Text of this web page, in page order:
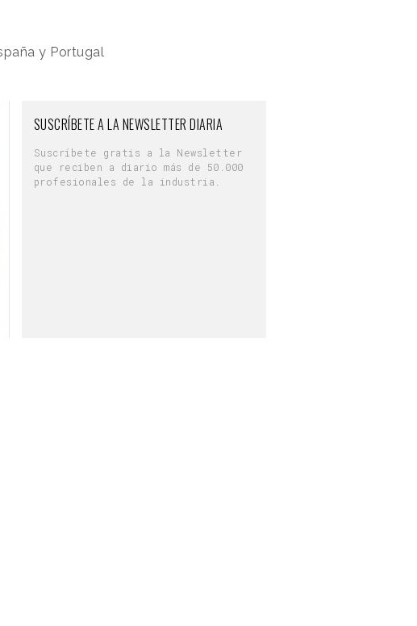
y Portugal
SUSCRÍBETE A LA NEWSLETTER DIARIA
Suscríbete gratis a la Newsletter
que reciben a diario más de 50.000
profesionales de la industria.